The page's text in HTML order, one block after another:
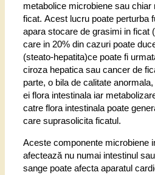
metabolice microbiene sau chiar
ficat. Acest lucru poate perturba
apara stocare de grasimi in ficat
care in 20% din cazuri poate
(steato-hepatita)ce poate fi
ciroza hepatica sau cancer de
parte, o bila de calitate
ei flora intestinala iar
catre flora intestinala poate
care suprasolicita ficatul.
Aceste componente microbiene
afectează nu numai intestinul
sange poate afecta aparatul